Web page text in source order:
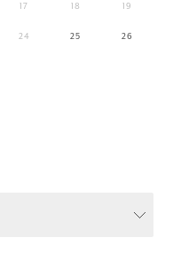
17 18 19
24 25 26